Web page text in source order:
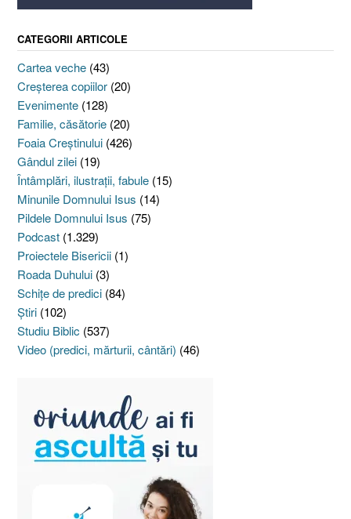
CATEGORII ARTICOLE
Cartea veche (43)
Creşterea copiilor (20)
Evenimente (128)
Familie, căsătorie (20)
Foaia Creştinului (426)
Gândul zilei (19)
Întâmplări, ilustraţii, fabule (15)
Minunile Domnului Isus (14)
Pildele Domnului Isus (75)
Podcast (1.329)
Proiectele Bisericii (1)
Roada Duhului (3)
Schiţe de predici (84)
Ştiri (102)
Studiu Biblic (537)
Video (predici, mărturii, cântări) (46)